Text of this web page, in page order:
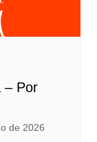
– Por
de 2026